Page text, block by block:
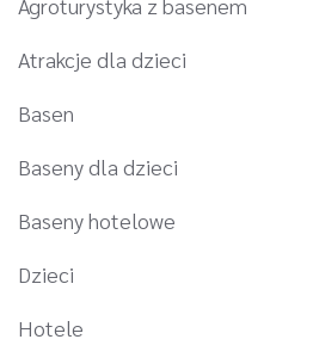
Atrakcje dla dzieci
Basen
Baseny dla dzieci
Baseny hotelowe
Dzieci
Hotele